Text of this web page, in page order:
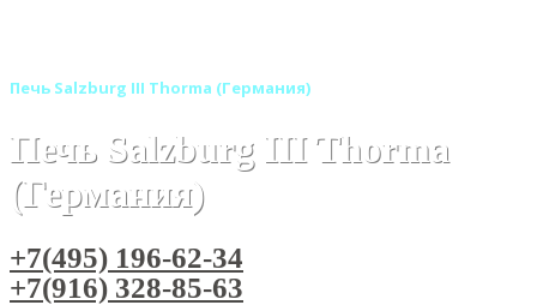
Печь Salzburg III Thorma (Германия)
Печь Salzburg III Thorma
(Германия)
+7(495) 196-62-34
+7(916) 328-85-63